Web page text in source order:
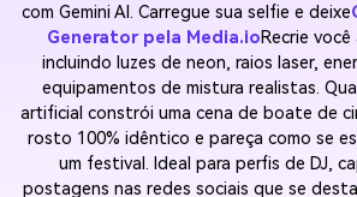
com Gemini AI. Carregue sua selfie e deixe
Generator pela Media.ioRecrie
incluindo luzes de neon, raios laser,
equipamentos de mistura realistas.
artificial constrói uma cena de boate de
rosto 100% idêntico e pareça como se
um festival. Ideal para perfis de DJ,
postagens nas redes sociais que se